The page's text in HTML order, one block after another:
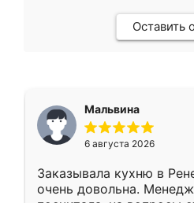
Оставить
Мальвина
6 августа 2026
Заказывала кухню в
очень довольна.